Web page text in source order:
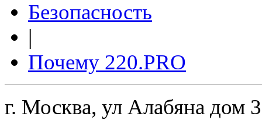
Безопасность
|
Почему 220.PRO
г. Москва, ул Алабяна дом